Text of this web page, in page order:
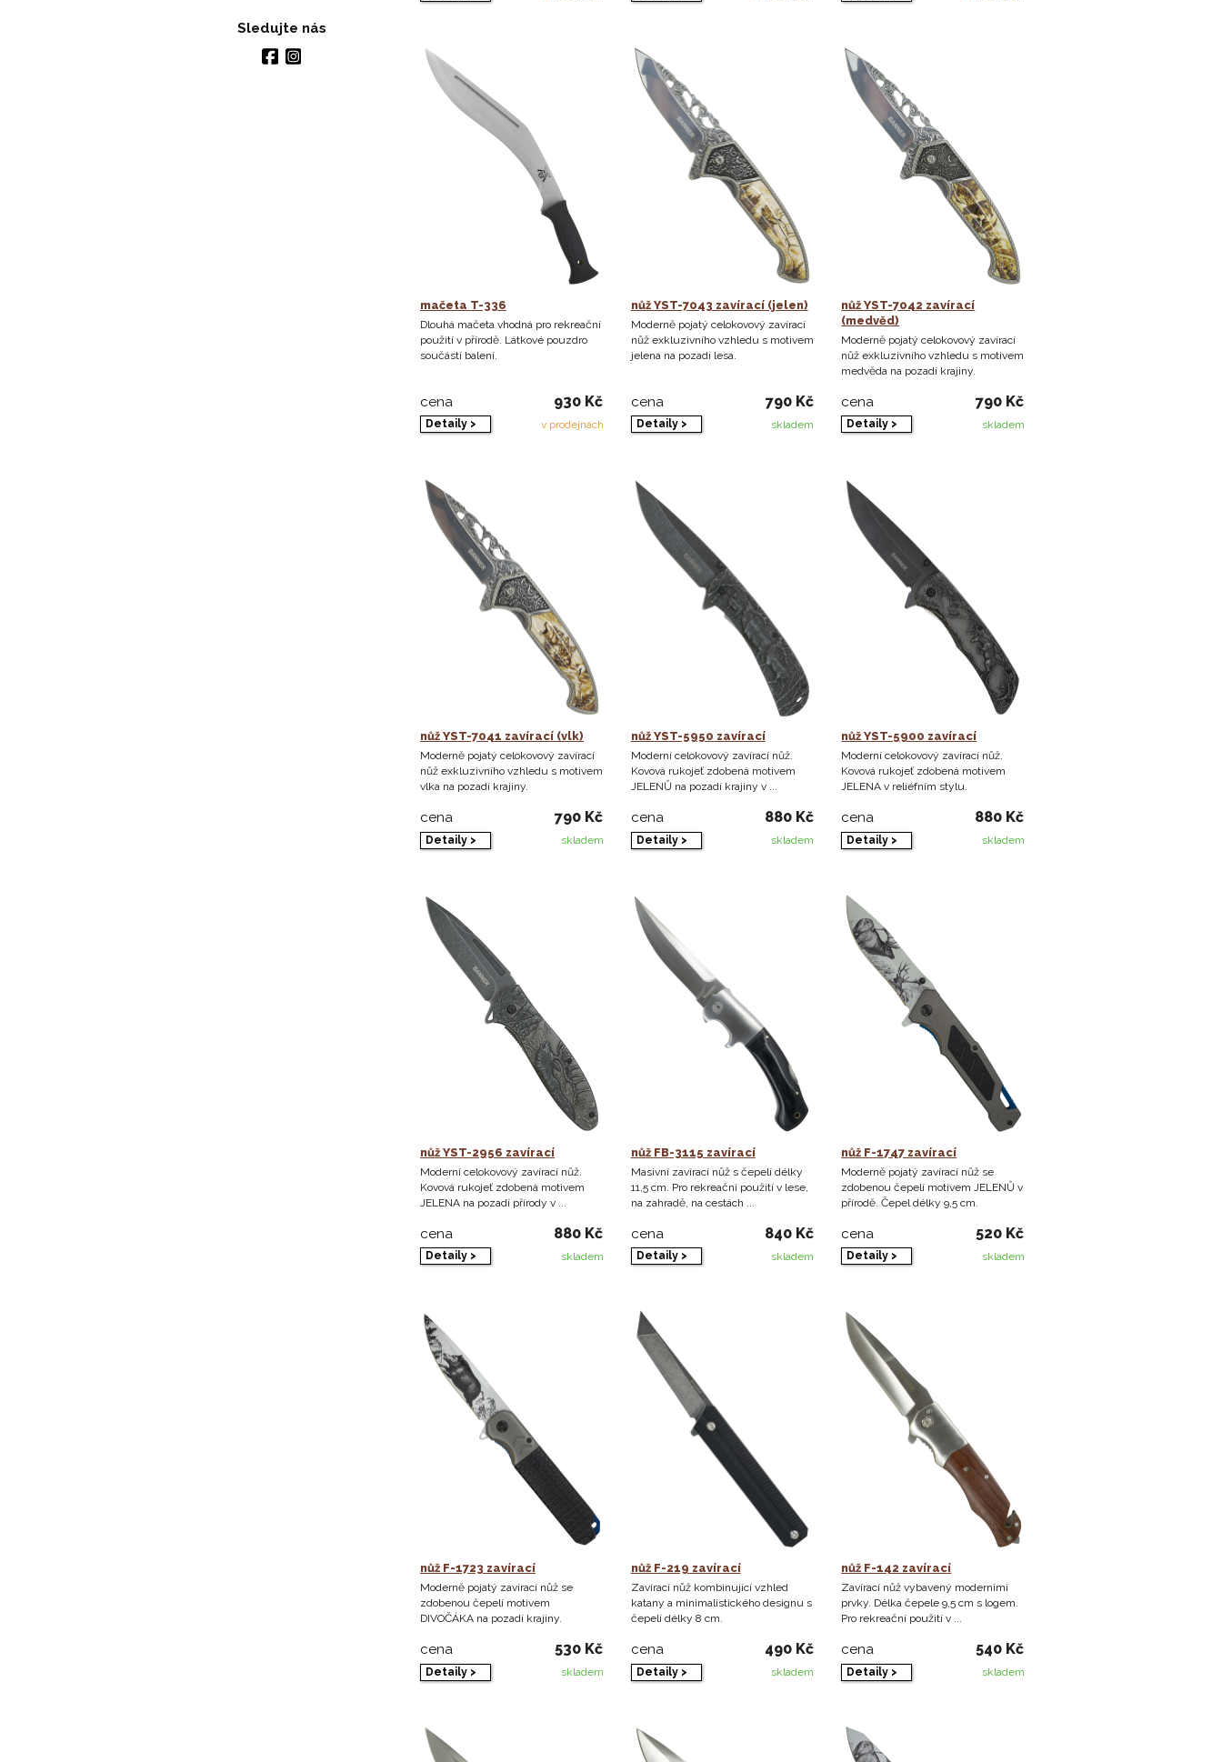
Sledujte nás
mačeta T-336
Dlouhá mačeta vhodná pro rekreační
použití v přírodě. Látkové pouzdro
součástí balení.
cena 930 Kč
Detaily > v prodejnách
nůž YST-7043 zavírací (jelen)
Moderně pojatý celokovový zavírací
nůž exkluzivního vzhledu s motivem
jelena na pozadí lesa.
cena 790 Kč
Detaily > skladem
nůž YST-7042 zavírací
(medvěd)
Moderně pojatý celokovový zavírací
nůž exkluzivního vzhledu s motivem
medvěda na pozadí krajiny.
cena 790 Kč
Detaily > skladem
nůž YST-7041 zavírací (vlk)
Moderně pojatý celokovový zavírací
nůž exkluzivního vzhledu s motivem
vlka na pozadí krajiny.
cena 790 Kč
Detaily > skladem
nůž YST-5950 zavírací
Moderní celokovový zavírací nůž.
Kovová rukojeť zdobená motivem
JELENŮ na pozadí krajiny v ...
cena 880 Kč
Detaily > skladem
nůž YST-5900 zavírací
Moderní celokovový zavírací nůž.
Kovová rukojeť zdobená motivem
JELENA v reliéfním stylu.
cena 880 Kč
Detaily > skladem
nůž YST-2956 zavírací
Moderní celokovový zavírací nůž.
Kovová rukojeť zdobená motivem
JELENA na pozadí přírody v ...
cena 880 Kč
Detaily > skladem
nůž FB-3115 zavírací
Masivní zavírací nůž s čepelí délky
11,5 cm. Pro rekreační použití v lese,
na zahradě, na cestách ...
cena 840 Kč
Detaily > skladem
nůž F-1747 zavírací
Moderně pojatý zavírací nůž se
zdobenou čepelí motivem JELENŮ v
přírodě. Čepel délky 9,5 cm.
cena 520 Kč
Detaily > skladem
nůž F-1723 zavírací
Moderně pojatý zavírací nůž se
zdobenou čepelí motivem
DIVOČÁKA na pozadí krajiny.
cena 530 Kč
Detaily > skladem
nůž F-219 zavírací
Zavírací nůž kombinující vzhled
katany a minimalistického designu s
čepelí délky 8 cm.
cena 490 Kč
Detaily > skladem
nůž F-142 zavírací
Zavírací nůž vybavený moderními
prvky. Délka čepele 9,5 cm s logem.
Pro rekreační použití v ...
cena 540 Kč
Detaily > skladem